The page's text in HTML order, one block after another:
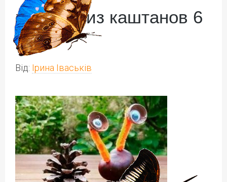
поделки из каштанов 6
(2)
Від: Ірина Іваськів